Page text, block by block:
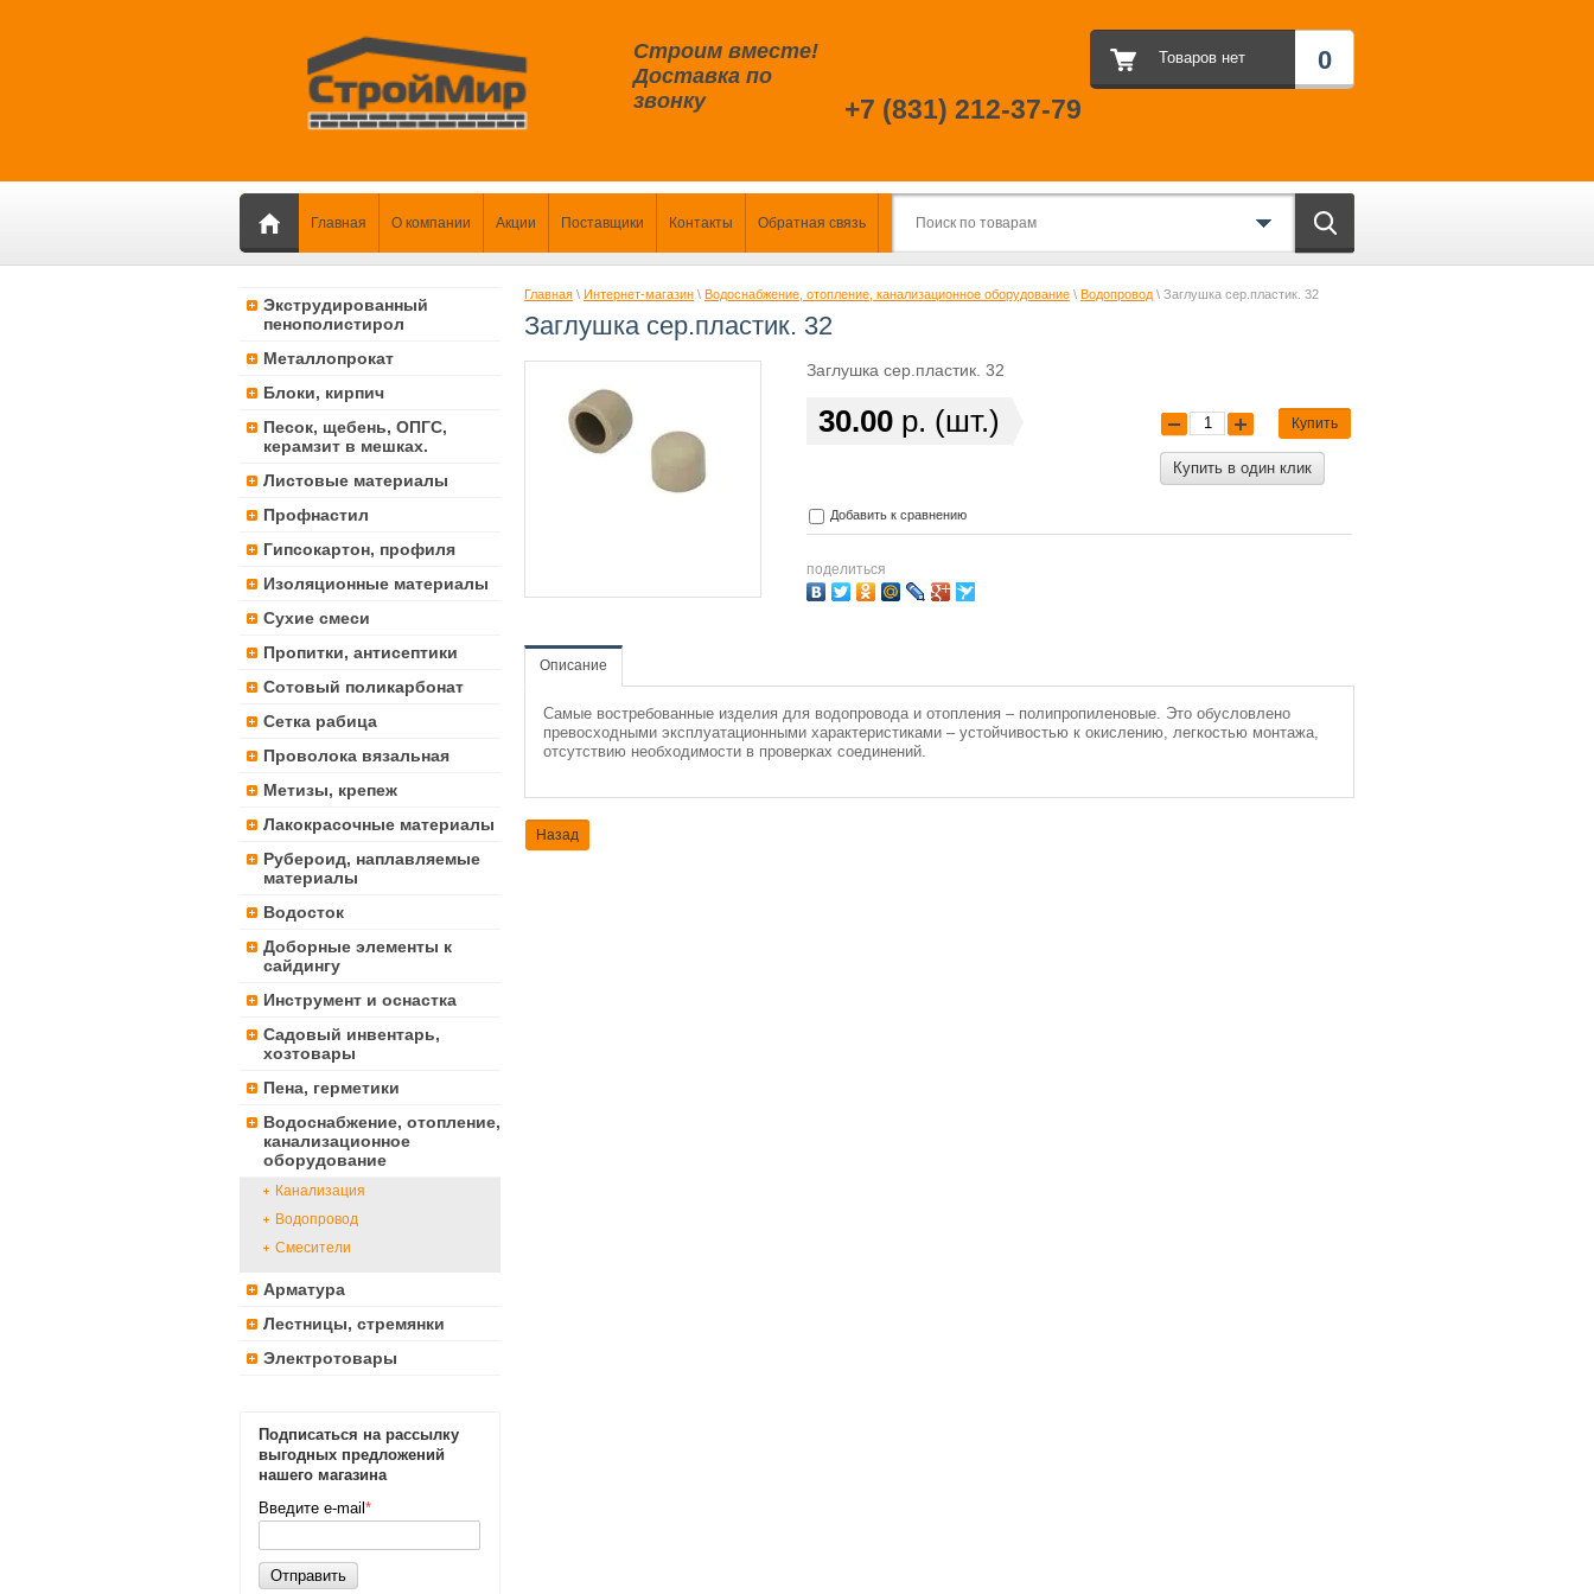
Строим вместе!
Доставка по
звонку
0
Товаров нет
+7 (831) 212-37-79
Главная О компании Акции Поставщики Контакты Обратная связь
Экструдированный
пенополистирол
Металлопрокат
Блоки, кирпич
Песок, щебень, ОПГС,
керамзит в мешках.
Листовые материалы
Профнастил
Гипсокартон, профиля
Изоляционные материалы
Сухие смеси
Пропитки, антисептики
Сотовый поликарбонат
Сетка рабица
Проволока вязальная
Метизы, крепеж
Лакокрасочные материалы
Рубероид, наплавляемые
материалы
Водосток
Доборные элементы к
сайдингу
Инструмент и оснастка
Садовый инвентарь,
хозтовары
Пена, герметики
Водоснабжение, отопление,
канализационное
оборудование
Канализация
Водопровод
Смесители
Арматура
Лестницы, стремянки
Электротовары
Подписаться на рассылку
выгодных предложений
нашего магазина
Введите e-mail *
Отправить
Главная \ Интернет-магазин \ Водоснабжение, отопление, канализационное оборудование \ Водопровод \ Заглушка сер.пластик. 32
Заглушка сер.пластик. 32
Заглушка сер.пластик. 32
30.00 р. (шт.) Купить
Купить в один клик
Добавить к сравнению
поделиться
Описание
Самые востребованные изделия для водопровода и отопления – полипропиленовые. Это обусловлено
превосходными эксплуатационными характеристиками – устойчивостью к окислению, легкостью монтажа,
отсутствию необходимости в проверках соединений.
Назад